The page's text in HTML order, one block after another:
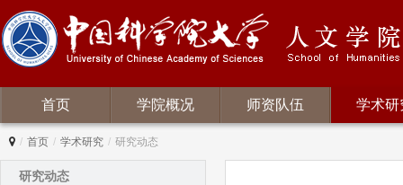
首页 学院概况 师资队伍 学术研
/ 首页 / 学术研究 / 研究动态
研究动态